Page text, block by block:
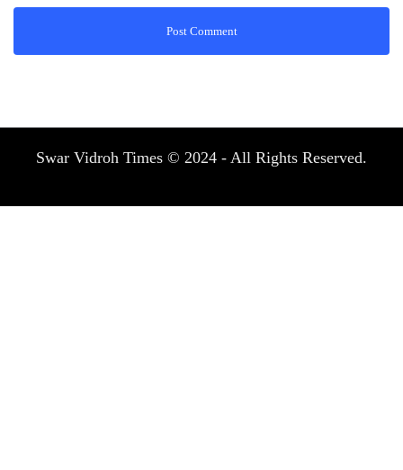
Swar Vidroh Times © 2024 - All Rights Reserved.